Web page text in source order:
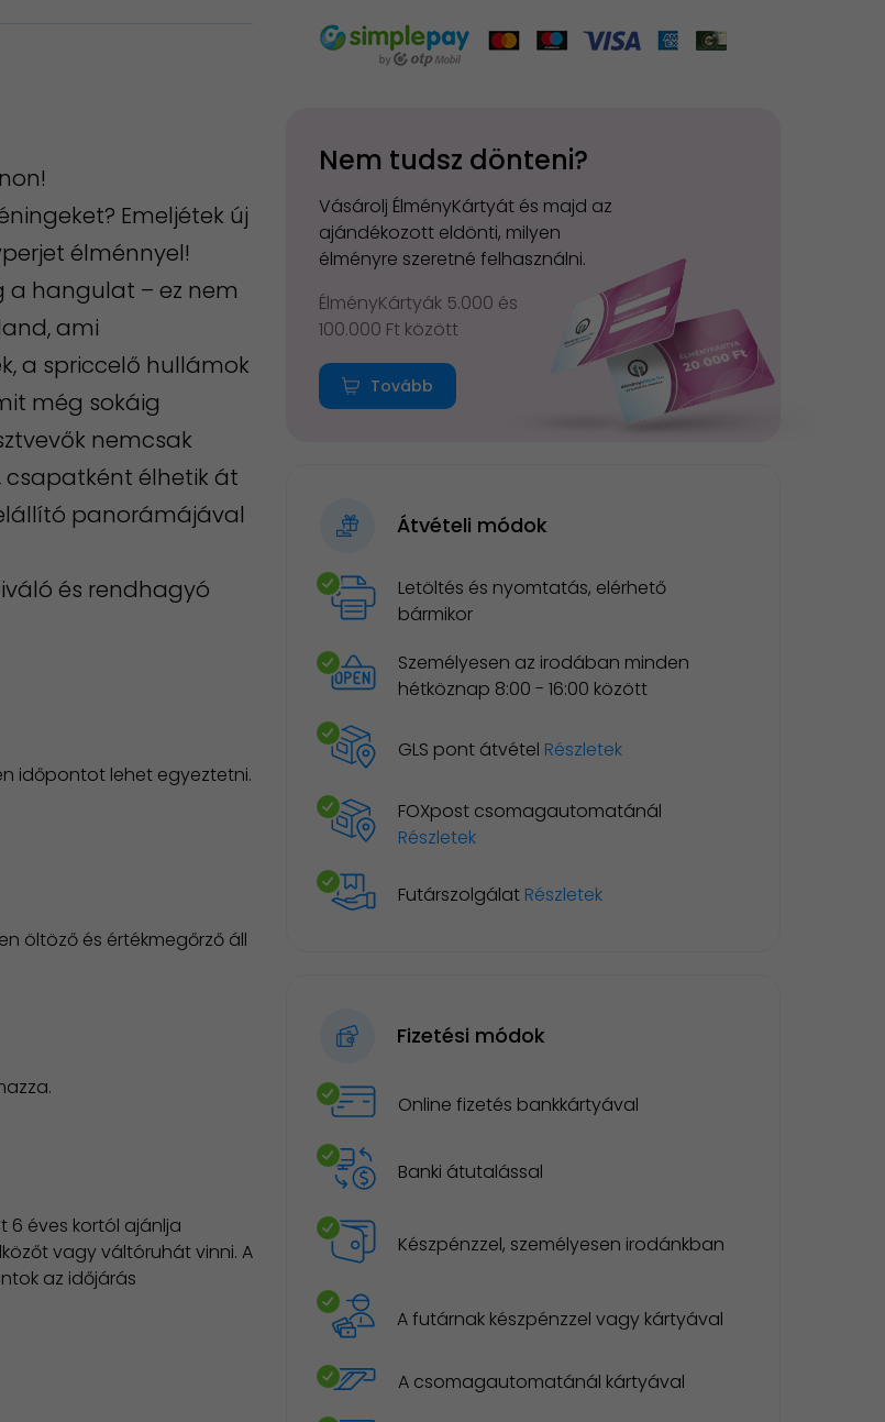
Emeljétek új
élménnyel!
hangulat – ez nem
ami
a spriccelő hullámok
még sokáig
nemcsak
csapatként élhetik át
panorámájával
és rendhagyó
időpontot lehet egyeztetni.
öltöző és értékmegőrző áll
6 éves kortól ajánlja
vagy váltóruhát vinni. A
az időjárás
Nem tudsz dönteni?
Vásárolj ÉlményKártyát és majd az
ajándékozott eldönti, milyen
élményre szeretné felhasználni.
ÉlményKártyák 5.000 és
100.000 Ft között
Tovább
Átvételi módok
Letöltés és nyomtatás, elérhető
bármikor
Személyesen az irodában minden
hétköznap 8:00 - 16:00 között
GLS pont átvétel Részletek
FOXpost csomagautomatánál
Részletek
Futárszolgálat Részletek
Fizetési módok
Online fizetés bankkártyával
Banki átutalással
Készpénzzel, személyesen irodánkban
A futárnak készpénzzel vagy kártyával
A csomagautomatánál kártyával